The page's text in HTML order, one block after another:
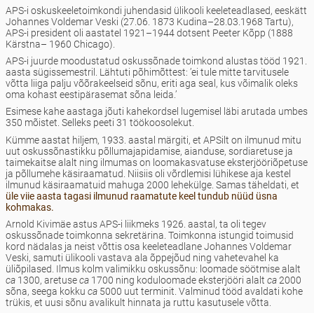
APS-i oskuskeeletoimkondi juhendasid ülikooli keeleteadlased, eeskätt
Johannes Voldemar Veski (27.06. 1873 Kudina–28.03.1968 Tartu),
APS-i president oli aastatel 1921–1944 dotsent Peeter Kõpp (1888
Kärstna– 1960 Chicago).
APS-i juurde moodustatud oskussõnade toimkond alustas tööd 1921.
aasta sügissemestril. Lähtuti põhimõttest: ’ei tule mitte tarvitusele
võtta liiga palju võõrakeelseid sõnu, eriti aga seal, kus võimalik oleks
oma kohast eestipärasemat sõna leida.’
Esimese kahe aastaga jõuti kahekordsel lugemisel läbi arutada umbes
350 mõistet. Selleks peeti 31 töökoosolekut.
Kümme aastat hiljem, 1933. aastal märgiti, et APSilt on ilmunud mitu
uut oskussõnastikku põllumajapidamise, aianduse, sordiaretuse ja
taimekaitse alalt ning ilmumas on loomakasvatuse eksterjööriõpetuse
ja põllumehe käsiraamatud. Niisiis oli võrdlemisi lühikese aja kestel
ilmunud käsiraamatuid mahuga 2000 lehekülge. Samas täheldati, et
üle viie aasta tagasi ilmunud raamatute keel tundub nüüd üsna
kohmakas.
Arnold Kivimäe astus APS-i liikmeks 1926. aastal, ta oli tegev
oskussõnade toimkonna sekretärina. Toimkonna istungid toimusid
kord nädalas ja neist võttis osa keeleteadlane Johannes Voldemar
Veski, samuti ülikooli vastava ala õppejõud ning vahetevahel ka
üliõpilased. Ilmus kolm valimikku oskussõnu: loomade söötmise alalt
ca 1300, aretuseca 1700 ning koduloomade eksterjööri alalt ca2000
sõna, seega kokku ca 5000 uut terminit. Valminud tööd avaldati kohe
trükis, et uusi sõnu avalikult hinnata ja ruttu kasutusele võtta.